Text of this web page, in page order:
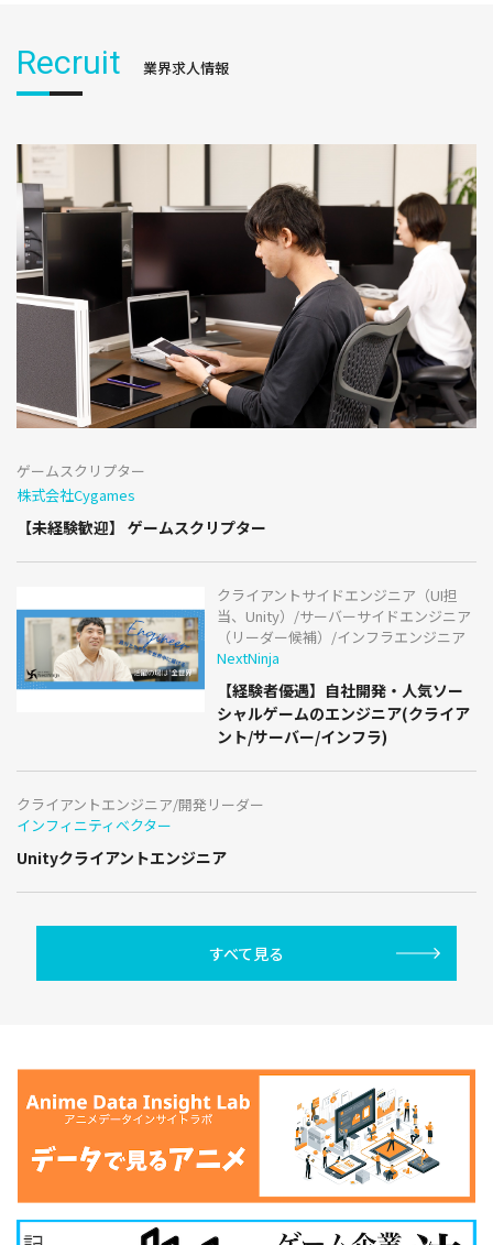
Recruit 業界求人情報
ゲームスクリプター
株式会社Cygames
【未経験歓迎】 ゲームスクリプター
クライアントサイドエンジニア（UI担
当、Unity）/サーバーサイドエンジニア
（リーダー候補）/インフラエンジニア
NextNinja
【経験者優遇】自社開発・人気ソー
シャルゲームのエンジニア(クライア
ント/サーバー/インフラ)
クライアントエンジニア/開発リーダー
インフィニティベクター
Unityクライアントエンジニア
すべて見る